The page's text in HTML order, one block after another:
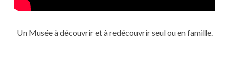
Un Musée à découvrir et à redécouvrir seul ou en famille.